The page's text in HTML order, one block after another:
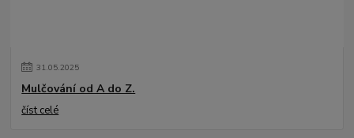
31.05.2025
Mulčování od A do Z.
číst celé